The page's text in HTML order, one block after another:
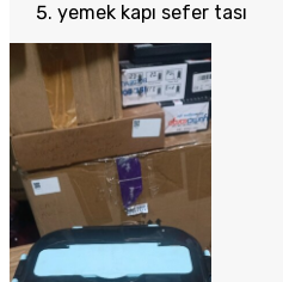
yemek kapı sefer tası